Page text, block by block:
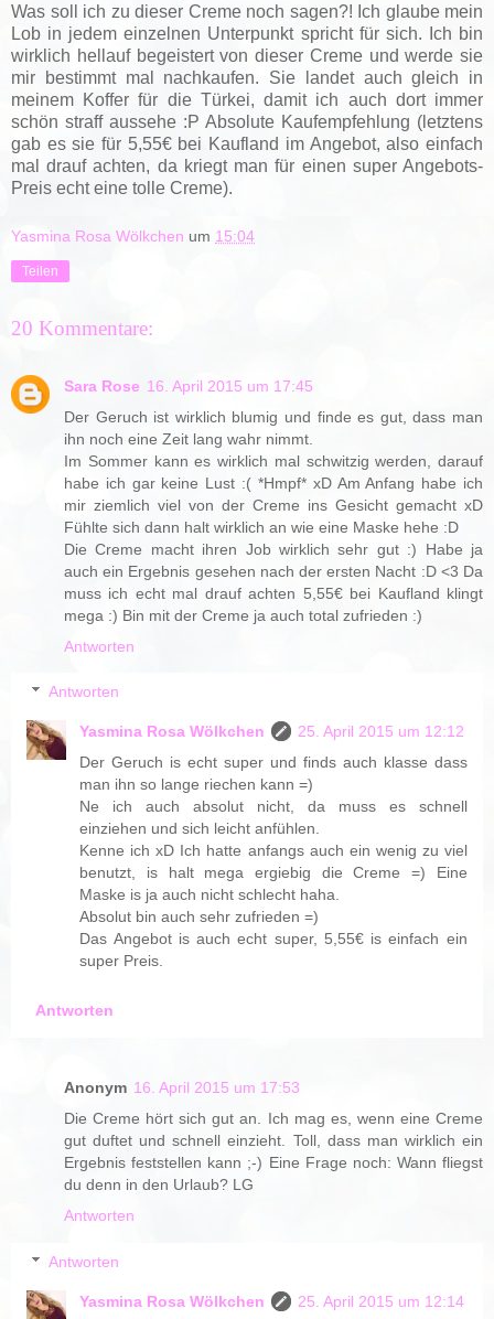
Was soll ich zu dieser Creme noch sagen?! Ich glaube mein
Lob in jedem einzelnen Unterpunkt spricht für sich. Ich bin
wirklich hellauf begeistert von dieser Creme und werde sie
mir bestimmt mal nachkaufen. Sie landet auch gleich in
meinem Koffer für die Türkei, damit ich auch dort immer
schön straff aussehe :P Absolute Kaufempfehlung (letztens
gab es sie für 5,55€ bei Kaufland im Angebot, also einfach
mal drauf achten, da kriegt man für einen super Angebots-
Preis echt eine tolle Creme).
Yasmina Rosa Wölkchen um 15:04
Teilen
20 Kommentare:
Sara Rose 16. April 2015 um 17:45
Der Geruch ist wirklich blumig und finde es gut, dass man
ihn noch eine Zeit lang wahr nimmt.
Im Sommer kann es wirklich mal schwitzig werden, darauf
habe ich gar keine Lust :( *Hmpf* xD Am Anfang habe ich
mir ziemlich viel von der Creme ins Gesicht gemacht xD
Fühlte sich dann halt wirklich an wie eine Maske hehe :D
Die Creme macht ihren Job wirklich sehr gut :) Habe ja
auch ein Ergebnis gesehen nach der ersten Nacht :D <3 Da
muss ich echt mal drauf achten 5,55€ bei Kaufland klingt
mega :) Bin mit der Creme ja auch total zufrieden :)
Antworten
Antworten
Yasmina Rosa Wölkchen
25. April 2015 um 12:12
Der Geruch is echt super und finds auch klasse dass
man ihn so lange riechen kann =)
Ne ich auch absolut nicht, da muss es schnell
einziehen und sich leicht anfühlen.
Kenne ich xD Ich hatte anfangs auch ein wenig zu viel
benutzt, is halt mega ergiebig die Creme =) Eine
Maske is ja auch nicht schlecht haha.
Absolut bin auch sehr zufrieden =)
Das Angebot is auch echt super, 5,55€ is einfach ein
super Preis.
Antworten
Anonym 16. April 2015 um 17:53
Die Creme hört sich gut an. Ich mag es, wenn eine Creme
gut duftet und schnell einzieht. Toll, dass man wirklich ein
Ergebnis feststellen kann ;-) Eine Frage noch: Wann fliegst
du denn in den Urlaub? LG
Antworten
Antworten
Yasmina Rosa Wölkchen 25. April 2015 um 12:14